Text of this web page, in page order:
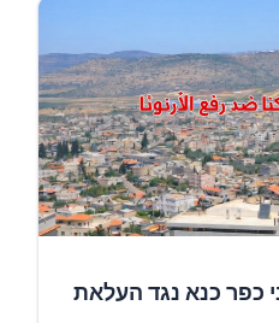
כפר כנא נגד העלאת